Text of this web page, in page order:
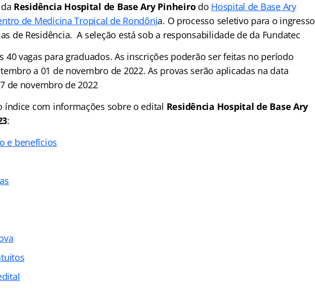
Residência Hospital de Base Ary Pinheiro do Hospital de Base Ary
de Medicina Tropical de Rondônia. O processo seletivo para o ingresso
de Residência. A seleção está sob a responsabilidade de da Fundatec
40 vagas para graduados. As inscrições poderão ser feitas no período
a 01 de novembro de 2022. As provas serão aplicadas na data
de novembro de 2022
índice com informações sobre o edital Residência Hospital de Base Ary
:
e benefícios